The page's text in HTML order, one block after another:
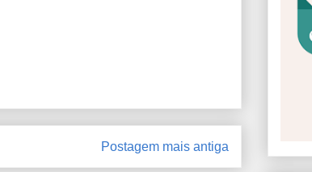
Postagem mais antiga